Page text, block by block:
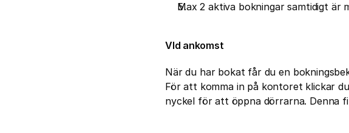
Max 2 aktiva bokningar samtidigt är
VId ankomst
När du har bokat får du en
För att komma in på kontoret klickar
nyckel för att öppna dörrarna. Denna